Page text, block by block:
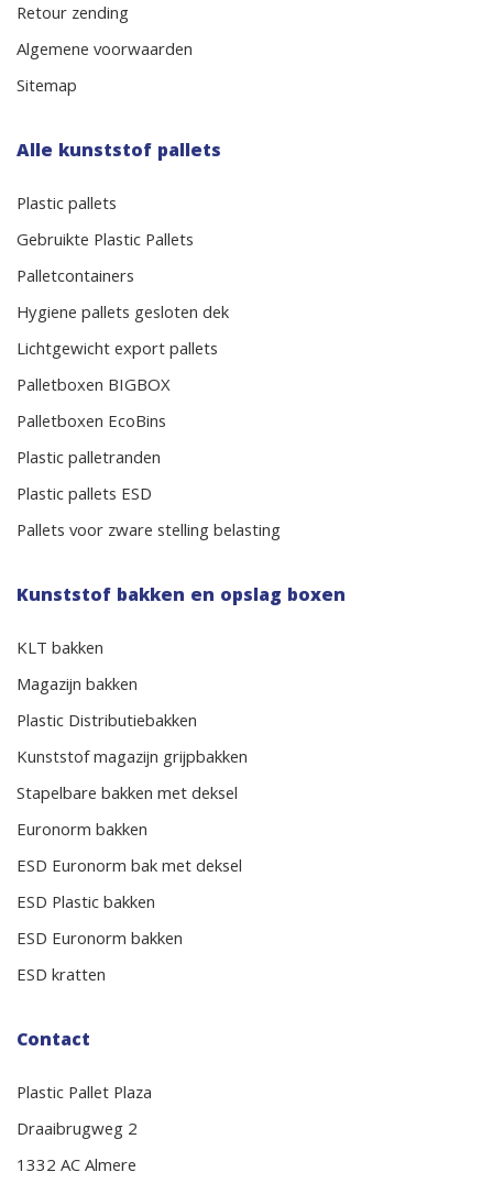
Retour zending
Algemene voorwaarden
Sitemap
Alle kunststof pallets
Plastic pallets
Gebruikte Plastic Pallets
Palletcontainers
Hygiene pallets gesloten dek
Lichtgewicht export pallets
Palletboxen BIGBOX
Palletboxen EcoBins
Plastic palletranden
Plastic pallets ESD
Pallets voor zware stelling belasting
Kunststof bakken en opslag boxen
KLT bakken
Magazijn bakken
Plastic Distributiebakken
Kunststof magazijn grijpbakken
Stapelbare bakken met deksel
Euronorm bakken
ESD Euronorm bak met deksel
ESD Plastic bakken
ESD Euronorm bakken
ESD kratten
Contact
Plastic Pallet Plaza
Draaibrugweg 2
1332 AC Almere